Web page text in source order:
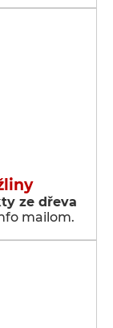
ze dřeva
mailom.